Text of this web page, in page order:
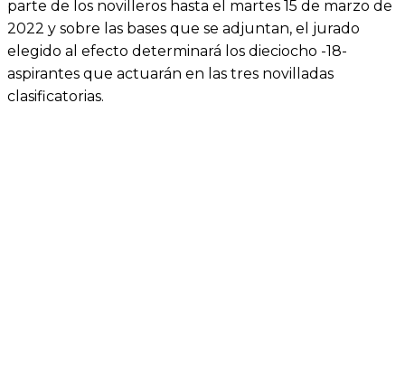
parte de los novilleros hasta el martes 15 de marzo de
2022 y sobre las bases que se adjuntan, el jurado
elegido al efecto determinará los dieciocho -18-
aspirantes que actuarán en las tres novilladas
clasificatorias.